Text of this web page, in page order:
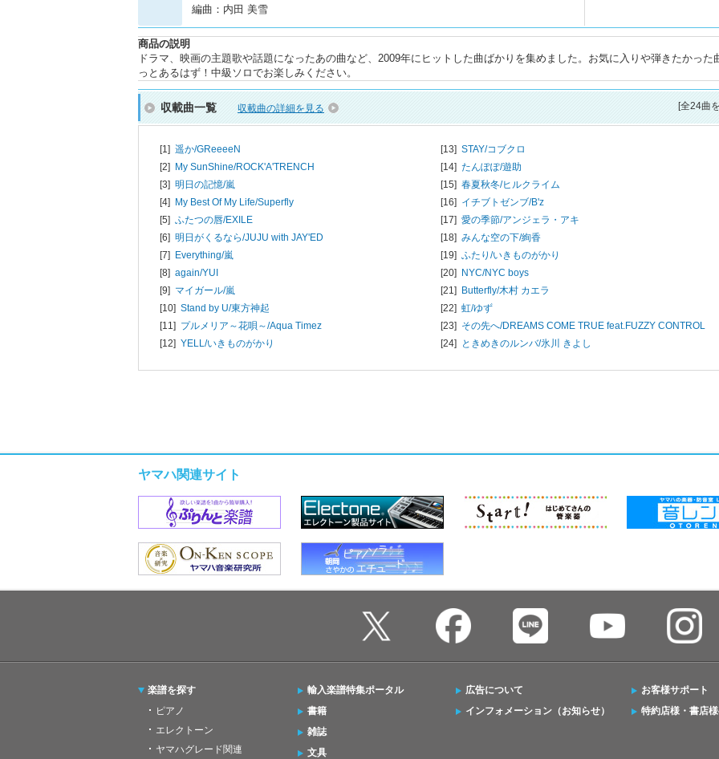
編曲：内田 美雪
商品の説明
ドラマ、映画の主題歌や話題になったあの曲など、2009年にヒットした曲ばかりを集めました。お気に入りや弾きたかった
っとあるはず！中級ソロでお楽しみください。
収載曲一覧 収載曲の詳細を見る [全24曲
[1] 遥か/GReeeeN
[2] My SunShine/ROCK'A'TRENCH
[3] 明日の記憶/嵐
[4] My Best Of My Life/Superfly
[5] ふたつの唇/EXILE
[6] 明日がくるなら/JUJU with JAY'ED
[7] Everything/嵐
[8] again/YUI
[9] マイガール/嵐
[10] Stand by U/東方神起
[11] プルメリア～花唄～/Aqua Timez
[12] YELL/いきものがかり
[13] STAY/コブクロ
[14] たんぽぽ/遊助
[15] 春夏秋冬/ヒルクライム
[16] イチブトゼンブ/B'z
[17] 愛の季節/アンジェラ・アキ
[18] みんな空の下/絢香
[19] ふたり/いきものがかり
[20] NYC/NYC boys
[21] Butterfly/木村 カエラ
[22] 虹/ゆず
[23] その先へ/DREAMS COME TRUE feat.FUZZY CONTROL
[24] ときめきのルンバ/氷川 きよし
ヤマハ関連サイト
楽譜を探す
ピアノ
エレクトーン
ヤマハグレード関連
輸入楽譜特集ポータル
書籍
雑誌
文具
広告について
インフォメーション（お知らせ）
お客様サポート
特約店様・書店